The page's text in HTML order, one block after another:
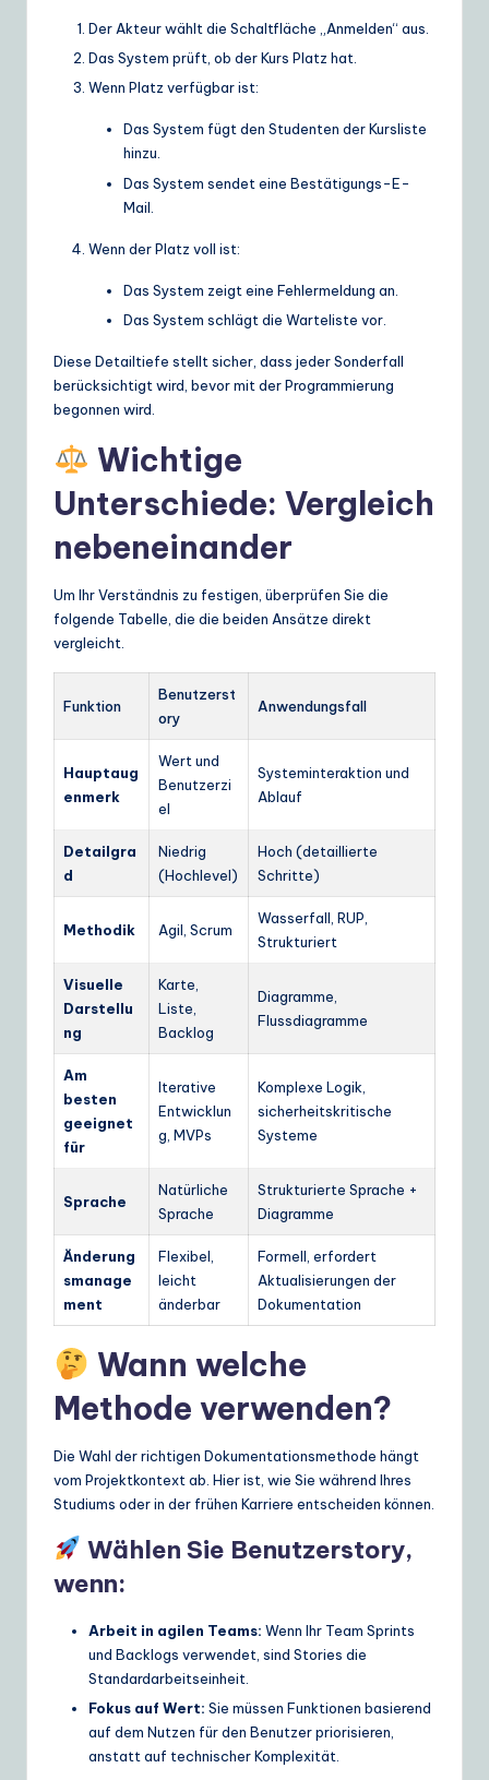
Der Akteur wählt die Schaltfläche „Anmelden“ aus.
Das System prüft, ob der Kurs Platz hat.
Wenn Platz verfügbar ist:
Das System fügt den Studenten der Kursliste
hinzu.
Das System sendet eine Bestätigungs-E-
Mail.
Wenn der Platz voll ist:
Das System zeigt eine Fehlermeldung an.
Das System schlägt die Warteliste vor.
Diese Detailtiefe stellt sicher, dass jeder Sonderfall
berücksichtigt wird, bevor mit der Programmierung
begonnen wird.
Wichtige
Unterschiede: Vergleich
nebeneinander
Um Ihr Verständnis zu festigen, überprüfen Sie die
folgende Tabelle, die die beiden Ansätze direkt
vergleicht.
Funktion
Benutzerst
ory
Anwendungsfall
Hauptaug
enmerk
Wert und
Benutzerzi
el
Systeminteraktion und
Ablauf
Detailgra
d
Niedrig
(Hochlevel)
Hoch (detaillierte
Schritte)
Methodik Agil, Scrum
Wasserfall, RUP,
Strukturiert
Visuelle
Darstellu
ng
Karte,
Liste,
Backlog
Diagramme,
Flussdiagramme
Am
besten
geeignet
für
Iterative
Entwicklun
g, MVPs
Komplexe Logik,
sicherheitskritische
Systeme
Sprache
Natürliche
Sprache
Strukturierte Sprache +
Diagramme
Änderung
smanage
ment
Flexibel,
leicht
änderbar
Formell, erfordert
Aktualisierungen der
Dokumentation
Wann welche
Methode verwenden?
Die Wahl der richtigen Dokumentationsmethode hängt
vom Projektkontext ab. Hier ist, wie Sie während Ihres
Studiums oder in der frühen Karriere entscheiden können.
Wählen Sie Benutzerstory,
wenn:
Arbeit in agilen Teams: Wenn Ihr Team Sprints
und Backlogs verwendet, sind Stories die
Standardarbeitseinheit.
Fokus auf Wert: Sie müssen Funktionen basierend
auf dem Nutzen für den Benutzer priorisieren,
anstatt auf technischer Komplexität.